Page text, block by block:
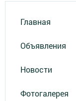
Главная
Объявления
Новости
Фотогалерея